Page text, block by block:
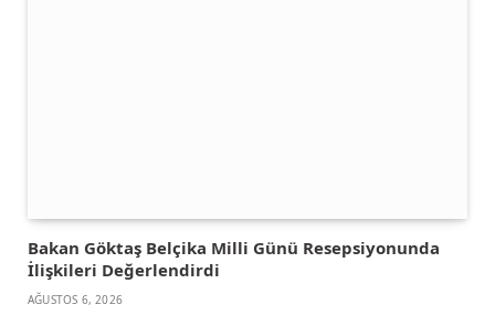
Bakan Göktaş Belçika Milli Günü Resepsiyonunda
İlişkileri Değerlendirdi
AĞUSTOS 6, 2026